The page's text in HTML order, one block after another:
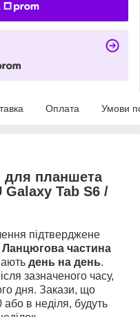
Оплата Умови
для планшета
Galaxy Tab S6 /
підтверджене
Ланцюгова частина
день на день.
зазначеного часу,
дня. Закази, що
в неділя, будуть